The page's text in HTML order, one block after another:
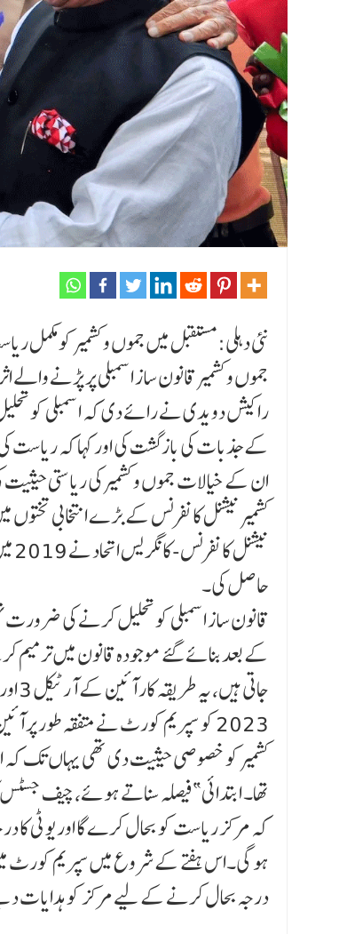
نئی دہلی: مستقبل میں جموں و کشمیر کومکمل
جموں و کشمیر قانون ساز اسمبلی پر پڑنے
راکیش دویدی نے رائے دی کہ اسمبلی کو
کے جذبات کی بازگشت کی اور کہا کہ ریاست
ان کے خیالات جموں و کشمیر کی ریاستی
حاصل کی۔
کے بعد بنائے گئے موجودہ قانون میں ترمیم
تھا۔ ابتدائی”فیصلہ سناتے ہوئے، چیف
کہ مرکز ریاست کو بحال کرے گا اور یو ٹی کا
ہو گی۔اس ہفتے کے شروع میں سپریم کورٹ
درجہ بحال کرنے کے لیے مرکز کو ہدایات